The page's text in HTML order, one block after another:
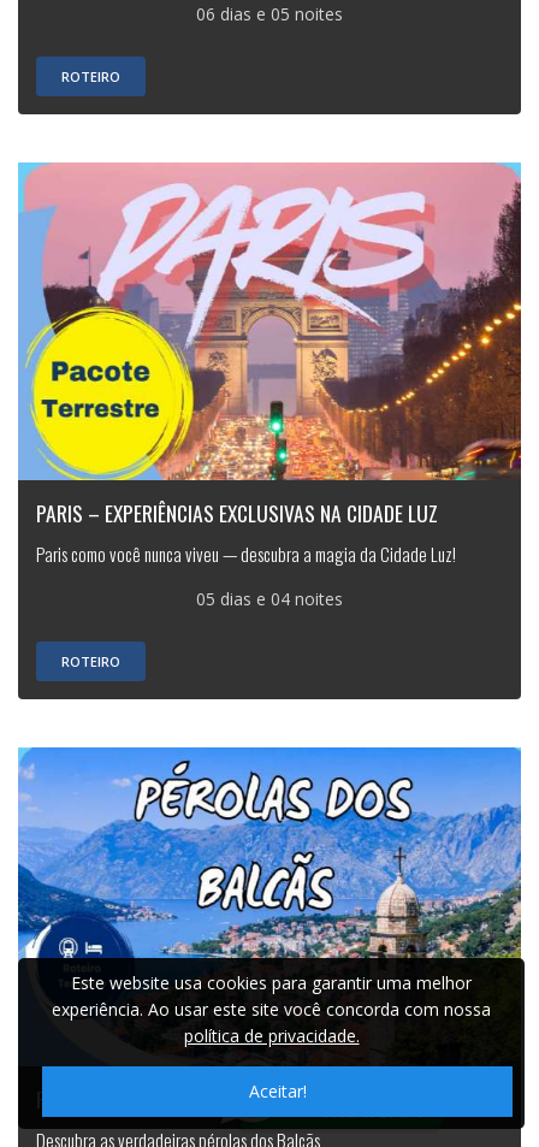
06 dias e 05 noites
ROTEIRO
PARIS – EXPERIÊNCIAS EXCLUSIVAS NA CIDADE LUZ
Paris como você nunca viveu — descubra a magia da Cidade Luz!
05 dias e 04 noites
ROTEIRO
Descubra as verdadeiras pérolas dos Balcãs
Este website usa cookies para garantir uma melhor
experiência. Ao usar este site você concorda com nossa
política de privacidade.
Aceitar!